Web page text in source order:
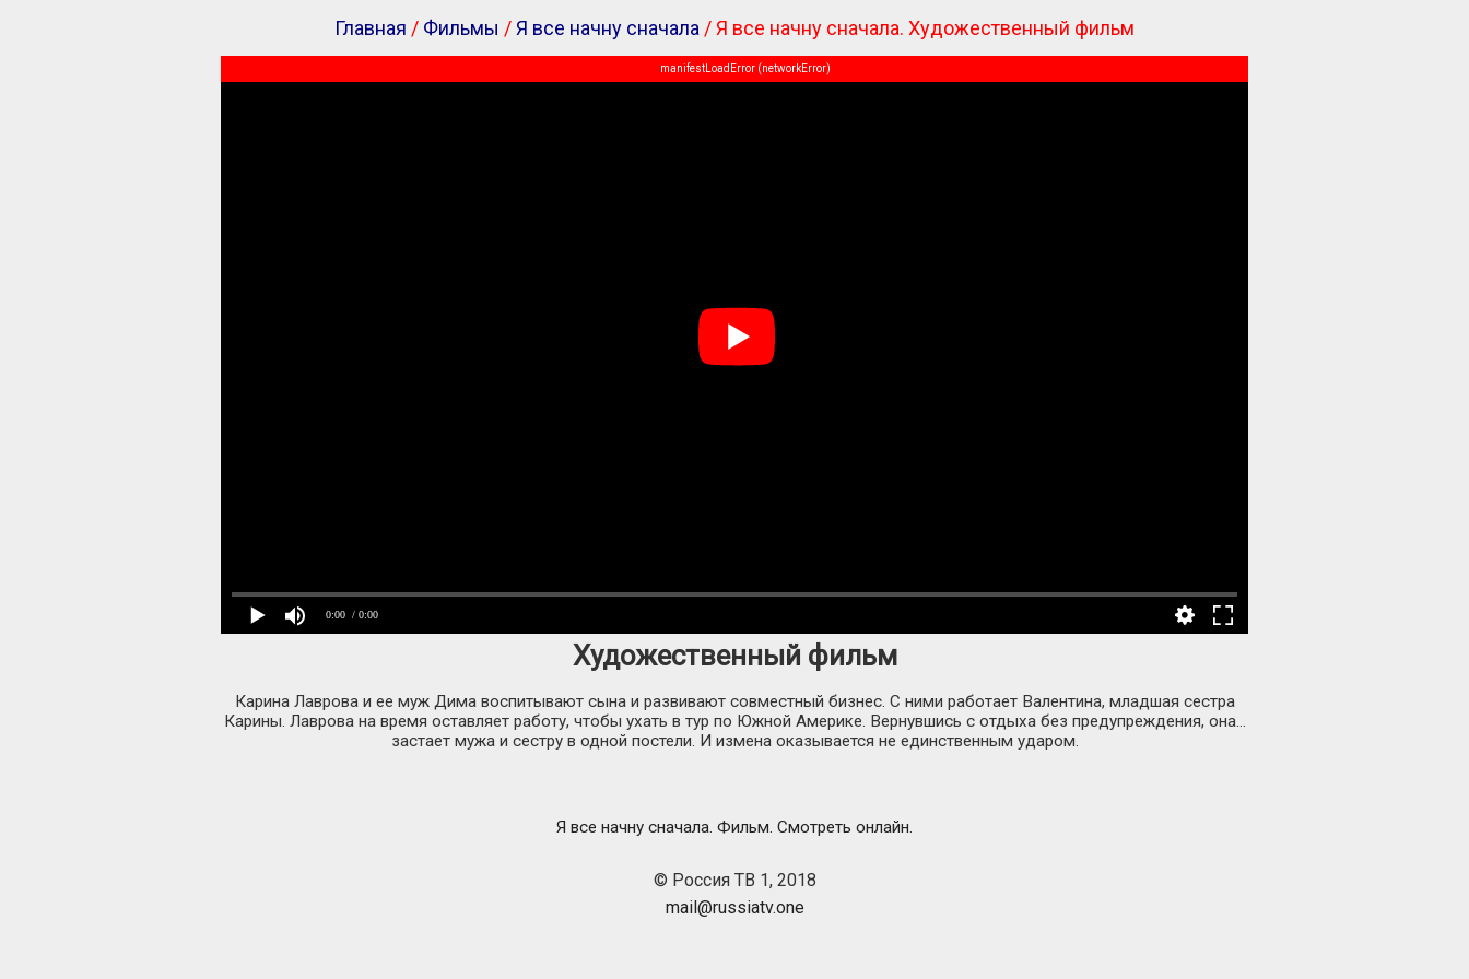
Главная / Фильмы / Я все начну сначала / Я все начну сначала. Художественный фильм
0:00 / 0:00
manifestLoadError (networkError)
Художественный фильм
Карина Лаврова и ее муж Дима воспитывают сына и развивают совместный бизнес. С ними работает Валентина, младшая сестра
Карины. Лаврова на время оставляет работу, чтобы ухать в тур по Южной Америке. Вернувшись с отдыха без предупреждения, она…
застает мужа и сестру в одной постели. И измена оказывается не единственным ударом.
Я все начну сначала. Фильм. Смотреть онлайн.
© Россия ТВ 1, 2018
mail@russiatv.one